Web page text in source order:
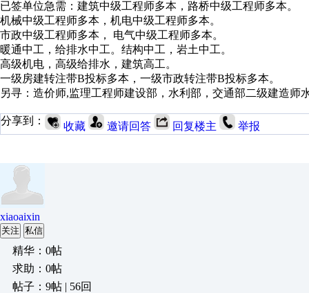
已签单位急需：建筑中级工程师多本，路桥中级工程师多本。
机械中级工程师多本，机电中级工程师多本。
市政中级工程师多本， 电气中级工程师多本。
暖通中工，给排水中工。结构中工，岩土中工。
高级机电，高级给排水，建筑高工。
一级房建转注带B投标多本，一级市政转注带B投标多本。
另寻：造价师,监理工程师建设部，水利部，交通部二级建造师
分享到： 收藏 邀请回答 回复楼主 举报
xiaoaixin
关注 私信
精华：0帖
求助：0帖
帖子：9帖 | 56回